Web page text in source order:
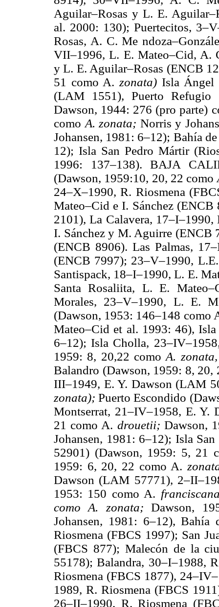
Aguilar–Rosas y L. E.
al. 2000: 130); Puertecitos,
Rosas, A. C. Me
VII–1996, L. E. Mateo–Cid, A.
y L. E. Aguilar–Rosas (ENCB
51 como A. zonata) Isla Ángel
(LAM 1551), Puerto
Dawson, 1944: 276 (pro parte)
como A. zonata; Norris y
Johansen, 1981: 6–12); Bahía
12); Isla San Pedro Mártir
1996: 137–138). BAJA
(Dawson, 1959:10, 20, 22 como
24–X–1990, R. Riosmena
Mateo–Cid e I. Sánchez
2101), La Calavera,
I. Sánchez y M. Aguirre (ENCB
(ENCB 8906). Las Palmas,
(ENCB 7997); 23–V–1990,
Santispack, 18–I–1990, L. E.
Santa Rosaliita, L. E.
Morales, 23–V–1990, L. E.
(Dawson, 1953: 146–148 como
Mateo–Cid et al. 1993: 46),
6–12); Isla Cholla,
1959: 8, 20,22 comoA.
Balandro (Dawson, 1959: 8,
III–1949, E. Y. Dawson (LAM
zonata);Puerto Escondido
Montserrat, 21–IV–1958, E. Y.
21 como A. drouetii; Dawson,
Johansen, 1981: 6–12); Isla
52901) (Dawson, 1959: 5, 21
1959: 6, 20, 22 como A.
Dawson (LAM 57771),
1953: 150 como A.
como A. zonata;Dawson,
Johansen, 1981: 6–12),
Riosmena (FBCS 1997); San
(FBCS 877); Malecón de la
55178); Balandra, 30–I–1988,
Riosmena (FBCS 1877),
1989, R. Riosmena (FBCS
26–II–1990, R. Riosmena